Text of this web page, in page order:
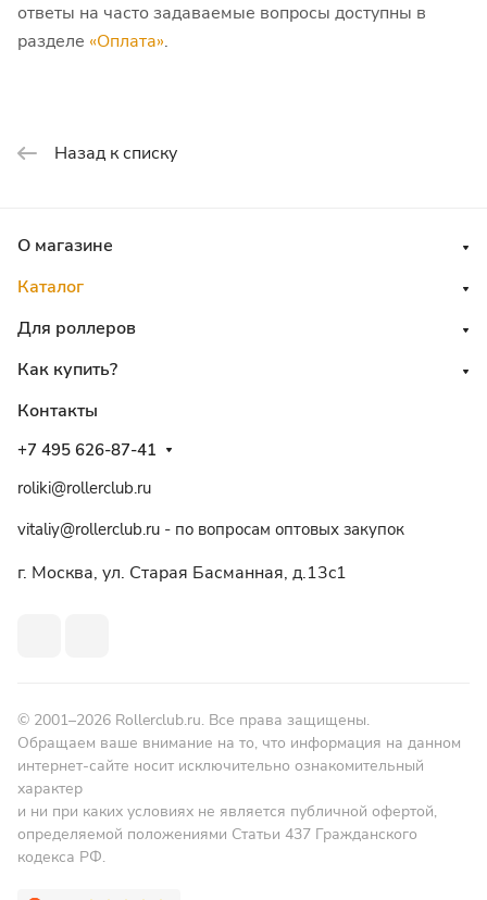
ответы на часто задаваемые вопросы доступны в
разделе «Оплата».
Назад к списку
О магазине
Каталог
Для роллеров
Как купить?
Контакты
+7 495 626-87-41
roliki@rollerclub.ru
vitaliy@rollerclub.ru - по вопросам оптовых закупок
г. Москва, ул. Старая Басманная, д.13c1
© 2001–2026 Rollerclub.ru. Все права защищены.
Обращаем ваше внимание на то, что информация на данном
интернет-сайте носит исключительно ознакомительный
характер
и ни при каких условиях не является публичной офертой,
определяемой положениями Статьи 437 Гражданского
кодекса РФ.